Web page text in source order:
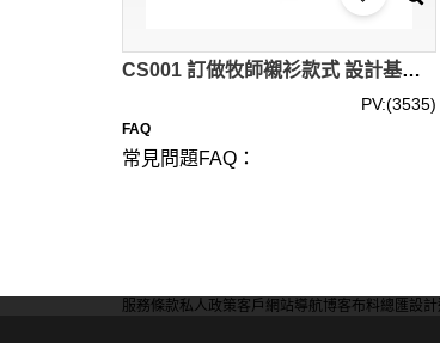
CS001 訂做牧師襯衫款式 設計基督教牧師襯衫款式 自訂牧師襯衫款式 牧師襯衫中心
PV:(3535)
FAQ
常見問題FAQ：
答：我們提供多種顏色和材質供您
問：訂製牧師襯衫的最小訂單量是多
服務條款私人政策客戶 網站導航博客布料總匯設